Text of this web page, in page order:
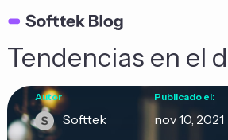
Tendencias en el
Autor
Softtek
Publicado el:
nov 10, 2021